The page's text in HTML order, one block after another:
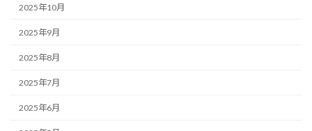
2025年10月
2025年9月
2025年8月
2025年7月
2025年6月